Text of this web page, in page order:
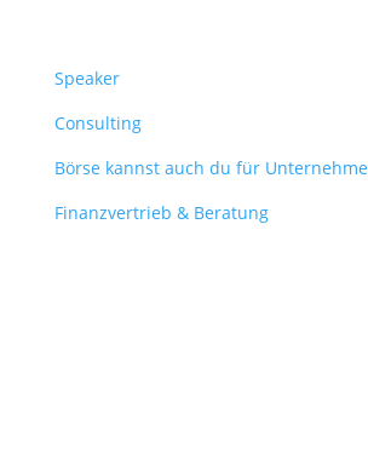
Speaker
Consulting
Börse kannst auch du für
Finanzvertrieb & Beratung